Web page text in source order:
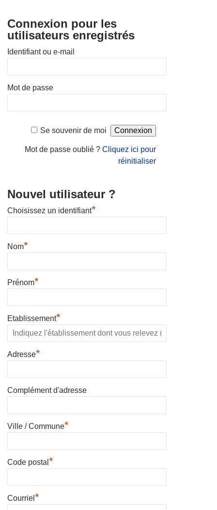
Connexion pour les
utilisateurs enregistrés
Identifiant ou e-mail
Mot de passe
Se souvenir de moi
Mot de passe oublié ?Cliquez ici pour
réinitialiser
Nouvel utilisateur ?
Choisissez un identifiant*
Nom*
Prénom*
Etablissement*
Adresse*
Complément d'adresse
Ville / Commune*
Code postal *
Courriel *